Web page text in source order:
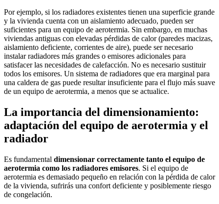
Por ejemplo, si los radiadores existentes tienen una superficie grande
y la vivienda cuenta con un aislamiento adecuado, pueden ser
suficientes para un equipo de aerotermia. Sin embargo, en muchas
viviendas antiguas con elevadas pérdidas de calor (paredes macizas,
aislamiento deficiente, corrientes de aire), puede ser necesario
instalar radiadores más grandes o emisores adicionales para
satisfacer las necesidades de calefacción. No es necesario sustituir
todos los emisores. Un sistema de radiadores que era marginal para
una caldera de gas puede resultar insuficiente para el flujo más suave
de un equipo de aerotermia, a menos que se actualice.
La importancia del dimensionamiento:
adaptación del equipo de aerotermia y el
radiador
Es fundamental dimensionar correctamente tanto el equipo de
aerotermia como los radiadores emisores. Si el equipo de
aerotermia es demasiado pequeño en relación con la pérdida de calor
de la vivienda, sufrirás una confort deficiente y posiblemente riesgo
de congelación.